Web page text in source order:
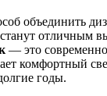
объединить
отличным
— это
комфортный
годы.